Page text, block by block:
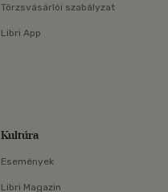
Törzsvásárlói szabályzat
Libri App
Kultúra
Események
Libri Magazin